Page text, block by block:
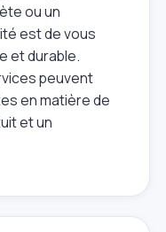
ou un
est de vous
et durable.
peuvent
en matière de
et un